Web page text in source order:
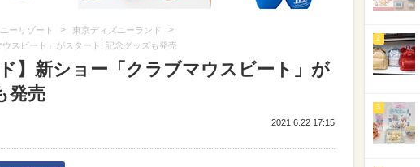
ーリゾート > 東京ディズニーランド >
スビート」がスタート! 記念グッズも発売
】新ショー「クラブマウスビート」が
発売
2021.6.22 17:15
2
3